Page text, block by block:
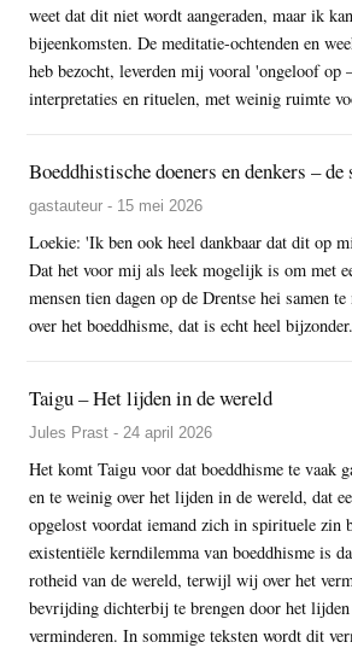
weet dat dit niet wordt aangeraden, maar ik
bijeenkomsten. De meditatie-ochtenden en
heb bezocht, leverden mij vooral 'ongeloof op
interpretaties en rituelen, met weinig ruimte
Boeddhistische doeners en denkers –
gastauteur - 15 mei 2026
Loekie: 'Ik ben ook heel dankbaar dat dit op
Dat het voor mij als leek mogelijk is om met
mensen tien dagen op de Drentse hei samen
over het boeddhisme, dat is echt heel
Taigu – Het lijden in de wereld
Jules Prast - 24 april 2026
Het komt Taigu voor dat boeddhisme te vaak
en te weinig over het lijden in de wereld, dat
opgelost voordat iemand zich in spirituele zin
existentiële kerndilemma van boeddhisme is
rotheid van de wereld, terwijl wij over het
bevrijding dichterbij te brengen door het lijden
verminderen. In sommige teksten wordt dit